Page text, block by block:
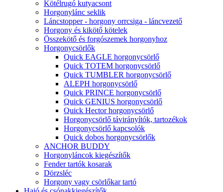
Kötélrugó kutyacsont
Horgonylánc seklik
Láncstopper - horgony orrcsiga - láncvezető
Horgony és kikötő kötelek
Összekötő és forgószemek horgonyhoz
Horgonycsörlők
Quick EAGLE horgonycsörlő
Quick TOTEM horgonycsörlő
Quick TUMBLER horgonycsörlő
ALEPH horgonycsörlő
Quick PRINCE horgonycsörlő
Quick GENIUS horgonycsörlő
Quick Hector horgonycsörlő
Horgonycsörlő távirányítók, tartozékok
Horgonycsörlő kapcsolók
Quick dobos horgonycsörlők
ANCHOR BUDDY
Horgonyláncok kiegészítők
Fender tartók kosarak
Dörzsléc
Horgony vagy csörlőkar tartó